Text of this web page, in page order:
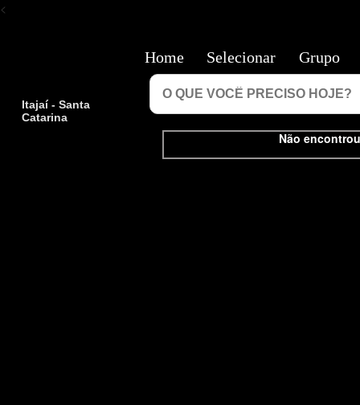
<
Itajaí - Santa
Catarina
Não
Home Selecionar Grupo